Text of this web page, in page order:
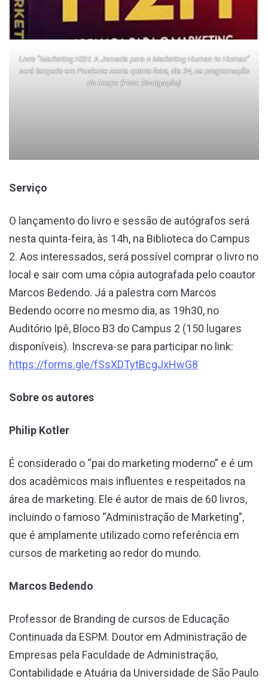
Livro “Marketing H2H: A Jornada para o Marketing Human to Human”
será lançado em Prudente nesta quinta-feira, dia 24, na programação
do Enepe (Foto: Divulgação)
Serviço
O lançamento do livro e sessão de autógrafos será
nesta quinta-feira, às 14h, na Biblioteca do Campus
2. Aos interessados, será possível comprar o livro no
local e sair com uma cópia autografada pelo coautor
Marcos Bedendo. Já a palestra com Marcos
Bedendo ocorre no mesmo dia, as 19h30, no
Auditório Ipê, Bloco B3 do Campus 2 (150 lugares
disponíveis). Inscreva-se para participar no link:
https://forms.gle/fSsXDTytBcgJxHwG8
Sobre os autores
Philip Kotler
É considerado o “pai do marketing moderno” e é um
dos acadêmicos mais influentes e respeitados na
área de marketing. Ele é autor de mais de 60 livros,
incluindo o famoso “Administração de Marketing”,
que é amplamente utilizado como referência em
cursos de marketing ao redor do mundo.
Marcos Bedendo
Professor de Branding de cursos de Educação
Continuada da ESPM. Doutor em Administração de
Empresas pela Faculdade de Administração,
Contabilidade e Atuária da Universidade de São Paulo